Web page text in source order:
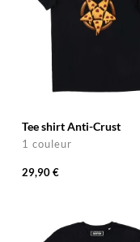
Tee shirt Anti-Crust
1 couleur
29,90 €